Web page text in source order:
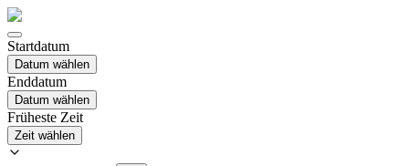
Startdatum
Datum wählen
Enddatum
Datum wählen
Früheste Zeit
Zeit wählen